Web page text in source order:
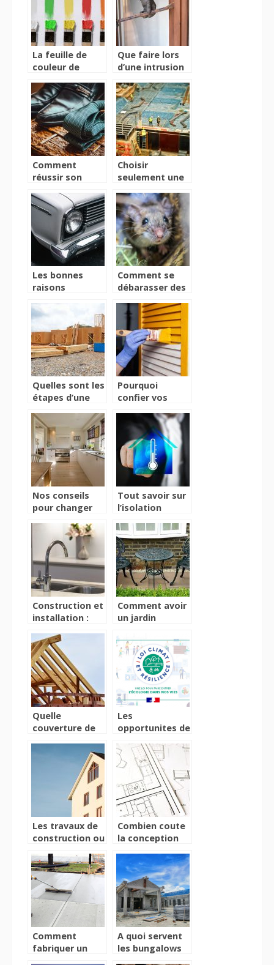
La feuille de
couleur de
confirmer votre
choix de
peinture
Que faire lors
d’une intrusion
logement ?
Comment
réussir son
d’affaires avec
des
professionnels
?
Choisir
seulement une
professionnelle
pour ses
travaux de
construction
Les bonnes
raisons
plateau
tournant pour
véhicules chez
vous
Comment se
débarasser des
soi ?
Quelles sont les
étapes d’une
Pourquoi
confier vos
professionnels
en peinture ?
Nos conseils
pour changer
Tout savoir sur
l’isolation
maison
Construction et
installation :
prevoir pour les
travaux de
plomberie ?
Comment avoir
un jardin
Quelle
couverture de
pour sa maison
Les
opportunites de
Resilience
Les travaux de
construction ou
ce qu’il faut
savoir!
Combien coute
la conception
Comment
fabriquer un
A quoi servent
les bungalows